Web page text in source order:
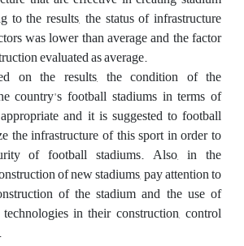
to the results, the status of infrastructure
was lower than average and the factor
evaluated as average.
on the results, the condition of the
country's football stadiums in terms of
and it is suggested to football
the infrastructure of this sport in order to
of football stadiums. Also, in the
of new stadiums, pay attention to
of the stadium and the use of
in their construction, control